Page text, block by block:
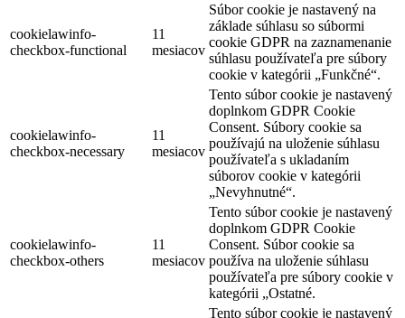
cookielawinfo-
checkbox-functional
11
mesiacov
Súbor cookie je nastavený na
základe súhlasu so súbormi
cookie GDPR na zaznamenanie
súhlasu používateľa pre súbory
cookie v kategórii „Funkčné“.
cookielawinfo-
checkbox-necessary
11
mesiacov
Tento súbor cookie je nastavený
doplnkom GDPR Cookie
Consent. Súbory cookie sa
používajú na uloženie súhlasu
používateľa s ukladaním
súborov cookie v kategórii
„Nevyhnutné“.
cookielawinfo-
checkbox-others
11
mesiacov
Tento súbor cookie je nastavený
doplnkom GDPR Cookie
Consent. Súbor cookie sa
používa na uloženie súhlasu
používateľa pre súbory cookie v
kategórii „Ostatné.
Tento súbor cookie je nastavený